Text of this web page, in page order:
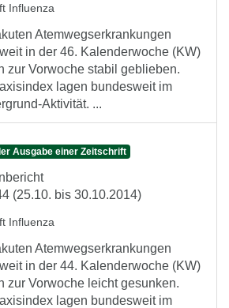
Influenza
Atemwegserkrankungen
in der 46. Kalenderwoche (KW)
zur Vorwoche stabil geblieben.
lagen bundesweit im
Aktivität. ...
Ausgabe einer Zeitschrift
(25.10. bis 30.10.2014)
Influenza
Atemwegserkrankungen
in der 44. Kalenderwoche (KW)
zur Vorwoche leicht gesunken.
lagen bundesweit im